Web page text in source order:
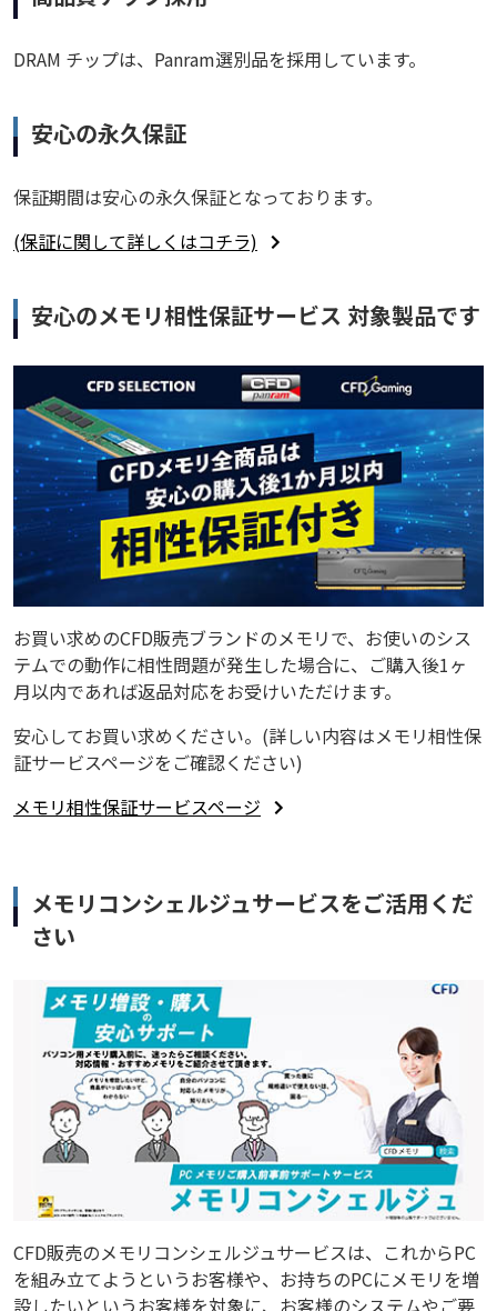
DRAM チップは、Panram選別品を採用しています。
安心の永久保証
保証期間は安心の永久保証となっております。
(保証に関して詳しくはコチラ)
安心のメモリ相性保証サービス 対象製品です
お買い求めのCFD販売ブランドのメモリで、お使いのシス
テムでの動作に相性問題が発生した場合に、ご購入後1ヶ
月以内であれば返品対応をお受けいただけます。
安心してお買い求めください。(詳しい内容はメモリ相性保
証サービスページをご確認ください)
メモリ相性保証サービスページ
メモリコンシェルジュサービスをご活用くだ
さい
CFD販売のメモリコンシェルジュサービスは、これからPC
を組み立てようというお客様や、お持ちのPCにメモリを増